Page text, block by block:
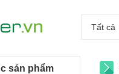
Tất cả
sản phẩm